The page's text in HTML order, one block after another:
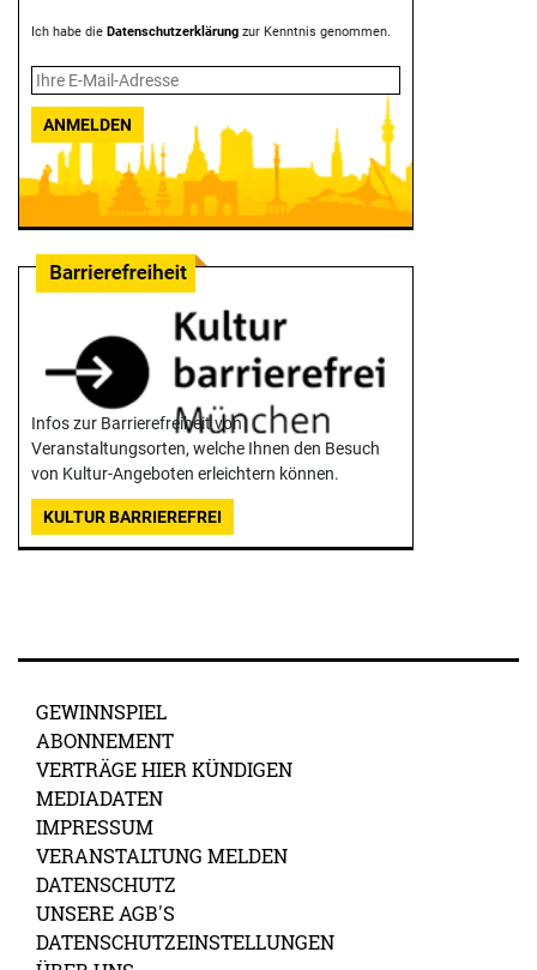
Ich habe die Datenschutzerklärung zur Kenntnis genommen.
ANMELDEN
Infos zur Barrierefreiheit von
Veranstaltungsorten, welche Ihnen den Besuch
von Kultur-Angeboten erleichtern können.
KULTUR BARRIEREFREI
GEWINNSPIEL
ABONNEMENT
VERTRÄGE HIER KÜNDIGEN
MEDIADATEN
IMPRESSUM
VERANSTALTUNG MELDEN
DATENSCHUTZ
UNSERE AGB'S
DATENSCHUTZEINSTELLUNGEN